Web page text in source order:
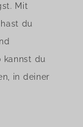
Mit
du
kannst du
in deiner